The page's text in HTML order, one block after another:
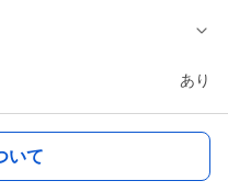
あり
いて